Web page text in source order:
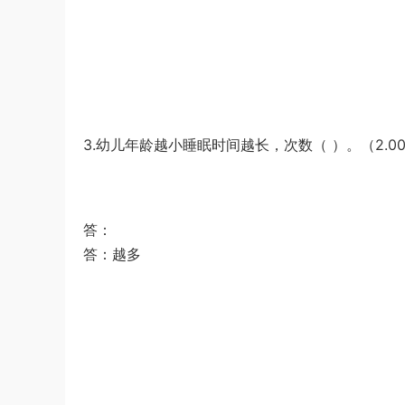
3.幼儿年龄越小睡眠时间越长，次数（ ）。（
答：
答：越多